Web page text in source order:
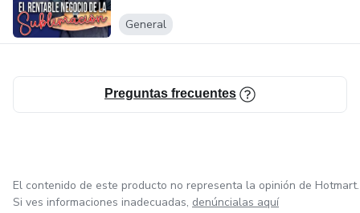
General
Preguntas frecuentes
El contenido de este producto no representa la opinión de Hotmart.
Si ves informaciones inadecuadas, denúncialas aquí